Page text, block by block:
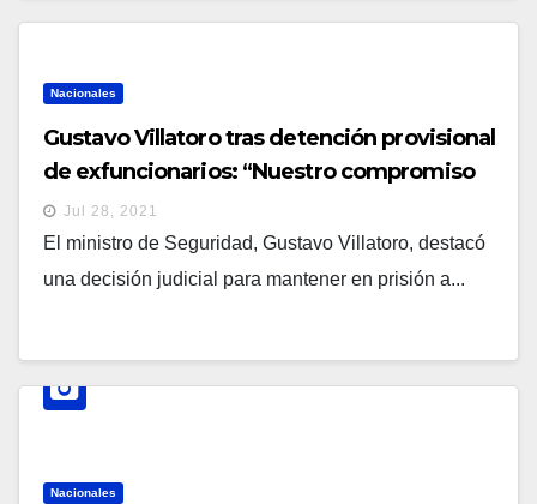
Nacionales
Gustavo Villatoro tras detención provisional
de exfuncionarios: “Nuestro compromiso
es hacer justicia para la población”
Jul 28, 2021
El ministro de Seguridad, Gustavo Villatoro, destacó
una decisión judicial para mantener en prisión a...
Nacionales